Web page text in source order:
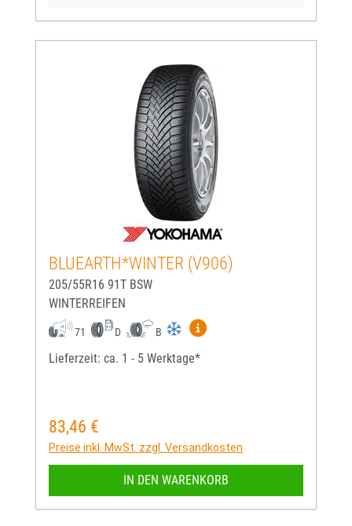
BLUEARTH*WINTER (V906)
205/55R16 91T BSW
WINTERREIFEN
71 D B
Mehr Informationen zum
Lieferzeit: ca. 1 - 5 Werktage*
Regulärer Preis:
83,46 €
Preise inkl. MwSt. zzgl. Versandkosten
IN DEN WARENKORB